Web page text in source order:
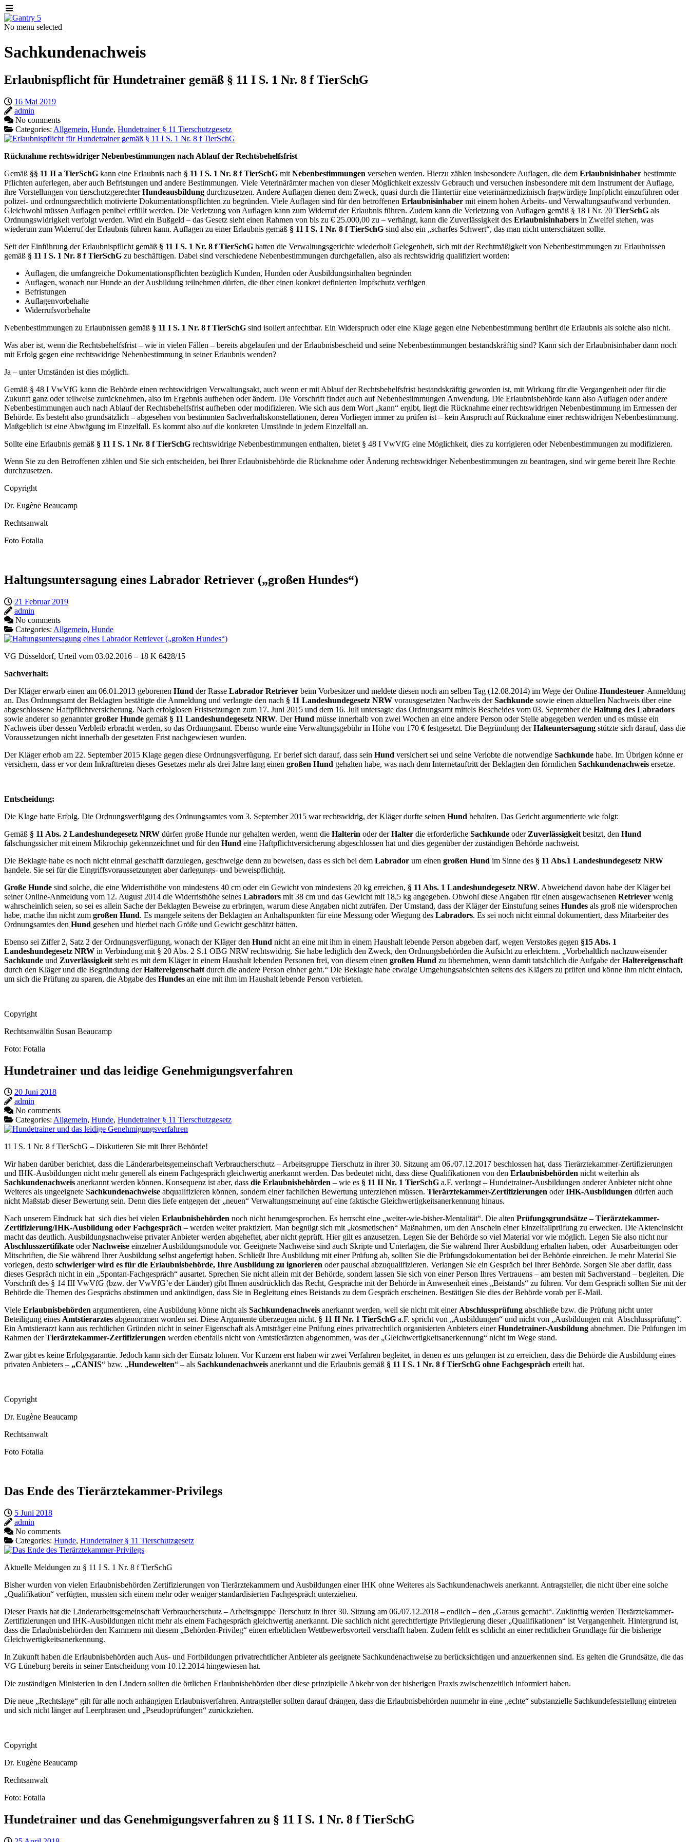
No menu selected
Sachkundenachweis
Erlaubnispflicht für Hundetrainer gemäß § 11 I S. 1 Nr. 8 f TierSchG
16 Mai 2019
admin
No comments
Categories: Allgemein, Hunde, Hundetrainer § 11 Tierschutzgesetz
Rücknahme rechtswidriger Nebenbestimmungen nach Ablauf der Rechtsbehelfsfrist
Gemäß §§ 11 II a TierSchG kann eine Erlaubnis nach § 11 I S. 1 Nr. 8 f TierSchG mit Nebenbestimmungen versehen werden. Hierzu zählen insbesondere Auflagen, die dem Erlaubnisinhaber bestimmte
Pflichten auferlegen, aber auch Befristungen und andere Bestimmungen. Viele Veterinärämter machen von dieser Möglichkeit exzessiv Gebrauch und versuchen insbesondere mit dem Instrument der Auflage,
ihre Vorstellungen von tierschutzgerechterHundeausbildung durchzusetzen. Andere Auflagen dienen dem Zweck, quasi durch die Hintertür eine veterinärmedizinisch fragwürdige Impfplicht einzuführen oder
polizei- und ordnungsrechtlich motivierte Dokumentationspflichten zu begründen. Viele Auflagen sind für den betroffenen Erlaubnisinhaber mit einem hohen Arbeits- und Verwaltungsaufwand verbunden.
Gleichwohl müssen Auflagen penibel erfüllt werden. Die Verletzung von Auflagen kann zum Widerruf der Erlaubnis führen. Zudem kann die Verletzung von Auflagen gemäß § 18 I Nr. 20 TierSchG als
Ordnungswidrigkeit verfolgt werden. Wird ein Bußgeld – das Gesetz sieht einen Rahmen von bis zu € 25.000,00 zu – verhängt, kann die Zuverlässigkeit des Erlaubnisinhabers in Zweifel stehen, was
wiederum zum Widerruf der Erlaubnis führen kann. Auflagen zu einer Erlaubnis gemäß § 11 I S. 1 Nr. 8 f TierSchG sind also ein „scharfes Schwert“, das man nicht unterschätzen sollte.
Seit der Einführung der Erlaubnispflicht gemäß § 11 I S. 1 Nr. 8 f TierSchG hatten die Verwaltungsgerichte wiederholt Gelegenheit, sich mit der Rechtmäßigkeit von Nebenbestimmungen zu Erlaubnissen
gemäß § 11 I S. 1 Nr. 8 f TierSchG zu beschäftigen. Dabei sind verschiedene Nebenbestimmungen durchgefallen, also als rechtswidrig qualifiziert worden:
Auflagen, die umfangreiche Dokumentationspflichten bezüglich Kunden, Hunden oder Ausbildungsinhalten begründen
Auflagen, wonach nur Hunde an der Ausbildung teilnehmen dürfen, die über einen konkret definierten Impfschutz verfügen
Befristungen
Auflagenvorbehalte
Widerrufsvorbehalte
Nebenbestimmungen zu Erlaubnissen gemäß § 11 I S. 1 Nr. 8 f TierSchG sind isoliert anfechtbar. Ein Widerspruch oder eine Klage gegen eine Nebenbestimmung berührt die Erlaubnis als solche also nicht.
Was aber ist, wenn die Rechtsbehelfsfrist – wie in vielen Fällen – bereits abgelaufen und der Erlaubnisbescheid und seine Nebenbestimmungen bestandskräftig sind? Kann sich der Erlaubnisinhaber dann noch
mit Erfolg gegen eine rechtswidrige Nebenbestimmung in seiner Erlaubnis wenden?
Ja – unter Umständen ist dies möglich.
Gemäß § 48 I VwVfG kann die Behörde einen rechtswidrigen Verwaltungsakt, auch wenn er mit Ablauf der Rechtsbehelfsfrist bestandskräftig geworden ist, mit Wirkung für die Vergangenheit oder für die
Zukunft ganz oder teilweise zurücknehmen, also im Ergebnis aufheben oder ändern. Die Vorschrift findet auch auf Nebenbestimmungen Anwendung. Die Erlaubnisbehörde kann also Auflagen oder andere
Nebenbestimmungen auch nach Ablauf der Rechtsbehelfsfrist aufheben oder modifizieren. Wie sich aus dem Wort „kann“ ergibt, liegt die Rücknahme einer rechtswidrigen Nebenbestimmung im Ermessen der
Behörde. Es besteht also grundsätzlich – abgesehen von bestimmten Sachverhaltskonstellationen, deren Vorliegen immer zu prüfen ist – kein Anspruch auf Rücknahme einer rechtswidrigen Nebenbestimmung.
Maßgeblich ist eine Abwägung im Einzelfall. Es kommt also auf die konkreten Umstände in jedem Einzelfall an.
Sollte eine Erlaubnis gemäß § 11 I S. 1 Nr. 8 f TierSchG rechtswidrige Nebenbestimmungen enthalten, bietet § 48 I VwVfG eine Möglichkeit, dies zu korrigieren oder Nebenbestimmungen zu modifizieren.
Wenn Sie zu den Betroffenen zählen und Sie sich entscheiden, bei Ihrer Erlaubnisbehörde die Rücknahme oder Änderung rechtswidriger Nebenbestimmungen zu beantragen, sind wir gerne bereit Ihre Rechte
durchzusetzen.
Copyright
Dr. Eugène Beaucamp
Rechtsanwalt
Foto Fotalia
Haltungsuntersagung eines Labrador Retriever („großen Hundes“)
21 Februar 2019
admin
No comments
Categories: Allgemein, Hunde
VG Düsseldorf, Urteil vom 03.02.2016 – 18 K 6428/15
Sachverhalt:
Der Kläger erwarb einen am 06.01.2013 geborenen Hund der Rasse Labrador Retriever beim Vorbesitzer und meldete diesen noch am selben Tag (12.08.2014) im Wege der Online-Hundesteuer-Anmeldung
an. Das Ordnungsamt der Beklagten bestätigte die Anmeldung und verlangte den nach § 11 Landeshundegesetz NRW vorausgesetzten Nachweis derSachkunde sowie einen aktuellen Nachweis über eine
abgeschlossene Haftpflichtversicherung. Nach erfolglosen Fristsetzungen zum 17. Juni 2015 und dem 16. Juli untersagte das Ordnungsamt mittels Bescheides vom 03. September die Haltung des Labradors
sowie anderer so genanntergroßer Hunde gemäß § 11 Landeshundegesetz NRW. DerHund müsse innerhalb von zwei Wochen an eine andere Person oder Stelle abgegeben werden und es müsse ein
Nachweis über dessen Verbleib erbracht werden, so das Ordnungsamt. Ebenso wurde eine Verwaltungsgebühr in Höhe von 170 € festgesetzt. Die Begründung derHalteuntersagung stützte sich darauf, dass die
Voraussetzungen nicht innerhalb der gesetzten Frist nachgewiesen wurden.
Der Kläger erhob am 22. September 2015 Klage gegen diese Ordnungsverfügung. Er berief sich darauf, dass sein Hund versichert sei und seine Verlobte die notwendige Sachkunde habe. Im Übrigen könne er
versichern, dass er vor dem Inkrafttreten dieses Gesetzes mehr als drei Jahre lang einen großen Hund gehalten habe, was nach dem Internetauftritt der Beklagten den förmlichen Sachkundenachweis ersetze.
Entscheidung:
Die Klage hatte Erfolg. Die Ordnungsverfügung des Ordnungsamtes vom 3. September 2015 war rechtswidrig, der Kläger durfte seinen Hund behalten. Das Gericht argumentierte wie folgt:
Gemäß § 11 Abs. 2 Landeshundegesetz NRW dürfen große Hunde nur gehalten werden, wenn die Halterin oder derHalter die erforderliche Sachkunde oder Zuverlässigkeit besitzt, den Hund
fälschungssicher mit einem Mikrochip gekennzeichnet und für den Hund eine Haftpflichtversicherung abgeschlossen hat und dies gegenüber der zuständigen Behörde nachweist.
Die Beklagte habe es noch nicht einmal geschafft darzulegen, geschweige denn zu beweisen, dass es sich bei dem Labrador um einen großen Hund im Sinne des § 11 Abs.1 Landeshundegesetz NRW
handele. Sie sei für die Eingriffsvoraussetzungen aber darlegungs- und beweispflichtig.
Große Hunde sind solche, die eine Widerristhöhe von mindestens 40 cm oder ein Gewicht von mindestens 20 kg erreichen, § 11 Abs. 1 Landeshundegesetz NRW. Abweichend davon habe der Kläger bei
seiner Online-Anmeldung vom 12. August 2014 die Widerristhöhe seines Labradors mit 38 cm und das Gewicht mit 18,5 kg angegeben. Obwohl diese Angaben für einen ausgewachsenen Retriever wenig
wahrscheinlich seien, so sei es allein Sache der Beklagten Beweise zu erbringen, warum diese Angaben nicht zuträfen. Der Umstand, dass der Kläger der Einstufung seines Hundes als groß nie widersprochen
habe, mache ihn nicht zum großen Hund. Es mangele seitens der Beklagten an Anhaltspunkten für eine Messung oder Wiegung des Labradors. Es sei noch nicht einmal dokumentiert, dass Mitarbeiter des
Ordnungsamtes den Hund gesehen und hierbei nach Größe und Gewicht geschätzt hätten.
Ebenso sei Ziffer 2, Satz 2 der Ordnungsverfügung, wonach der Kläger den Hund nicht an eine mit ihm in einem Haushalt lebende Person abgeben darf, wegen Verstoßes gegen §15 Abs. 1
Landeshundegesetz NRW in Verbindung mit § 20 Abs. 2 S.1 OBG NRW rechtswidrig. Sie habe lediglich den Zweck, den Ordnungsbehörden die Aufsicht zu erleichtern. „Vorbehaltlich nachzuweisender
Sachkunde und Zuverlässigkeit steht es mit dem Kläger in einem Haushalt lebenden Personen frei, von diesem einen großen Hund zu übernehmen, wenn damit tatsächlich die Aufgabe derHaltereigenschaft
durch den Kläger und die Begründung derHaltereigenschaft durch die andere Person einher geht.“ Die Beklagte habe etwaige Umgehungsabsichten seitens des Klägers zu prüfen und könne ihm nicht einfach,
um sich die Prüfung zu sparen, die Abgabe des Hundes an eine mit ihm im Haushalt lebende Person verbieten.
Copyright
Rechtsanwältin Susan Beaucamp
Foto: Fotalia
Hundetrainer und das leidige Genehmigungsverfahren
20 Juni 2018
admin
No comments
Categories: Allgemein, Hunde, Hundetrainer § 11 Tierschutzgesetz
11 I S. 1 Nr. 8 f TierSchG – Diskutieren Sie mit Ihrer Behörde!
Wir haben darüber berichtet, dass die Länderarbeitsgemeinschaft Verbraucherschutz – Arbeitsgruppe Tierschutz in ihrer 30. Sitzung am 06./07.12.2017 beschlossen hat, dass Tierärztekammer-Zertifizierungen
und IHK-Ausbildungen nicht mehr generell als einem Fachgespräch gleichwertig anerkannt werden. Das bedeutet nicht, dass diese Qualifikationen von den Erlaubnisbehörden nicht weiterhin als
Sachkundenachweis anerkannt werden können. Konsequenz ist aber, dass die Erlaubnisbehörden – wie es § 11 II Nr. 1 TierSchG a.F. verlangt – Hundetrainer-Ausbildungen anderer Anbieter nicht ohne
Weiteres als ungeeignete Sachkundenachweise abqualifizieren können, sondern einer fachlichen Bewertung unterziehen müssen. Tierärztekammer-Zertifizierungen oderIHK-Ausbildungen dürfen auch
nicht Maßstab dieser Bewertung sein. Denn dies liefe entgegen der „neuen“ Verwaltungsmeinung auf eine faktische Gleichwertigkeitsanerkennung hinaus.
Nach unserem Eindruck hat sich dies bei vielen Erlaubnisbehörden noch nicht herumgesprochen. Es herrscht eine „weiter-wie-bisher-Mentalität“. Die alten Prüfungsgrundsätze – Tierärztekammer-
Zertifizierung/IHK-Ausbildung oder Fachgespräch – werden weiter praktiziert. Man begnügt sich mit „kosmetischen“ Maßnahmen, um den Anschein einer Einzelfallprüfung zu erwecken. Die Akteneinsicht
macht das deutlich. Ausbildungsnachweise privater Anbieter werden abgeheftet, aber nicht geprüft. Hier gilt es anzusetzen. Legen Sie der Behörde so viel Material vor wie möglich. Legen Sie also nicht nur
Abschlusszertifikate oderNachweise einzelner Ausbildungsmodule vor. Geeignete Nachweise sind auch Skripte und Unterlagen, die Sie während Ihrer Ausbildung erhalten haben, oder Ausarbeitungen oder
Mitschriften, die Sie während Ihrer Ausbildung selbst angefertigt haben. Schließt Ihre Ausbildung mit einer Prüfung ab, sollten Sie die Prüfungsdokumentation bei der Behörde einreichen. Je mehr Material Sie
vorlegen, desto schwieriger wird es für die Erlaubnisbehörde, Ihre Ausbildung zu ignorieren oder pauschal abzuqualifizieren. Verlangen Sie ein Gespräch bei Ihrer Behörde. Sorgen Sie aber dafür, dass
dieses Gespräch nicht in ein „Spontan-Fachgespräch“ ausartet. Sprechen Sie nicht allein mit der Behörde, sondern lassen Sie sich von einer Person Ihres Vertrauens – am besten mit Sachverstand – begleiten. Die
Vorschrift des § 14 III VwVfG (bzw. der VwVfG’e der Länder) gibt Ihnen ausdrücklich das Recht, Gespräche mit der Behörde in Anwesenheit eines „Beistands“ zu führen. Vor dem Gespräch sollten Sie mit der
Behörde die Themen des Gesprächs abstimmen und ankündigen, dass Sie in Begleitung eines Beistands zu dem Gespräch erscheinen. Bestätigen Sie dies der Behörde vorab per E-Mail.
Viele Erlaubnisbehörden argumentieren, eine Ausbildung könne nicht als Sachkundenachweis anerkannt werden, weil sie nicht mit einerAbschlussprüfung abschließe bzw. die Prüfung nicht unter
Beteiligung eines Amtstierarztes abgenommen worden sei. Diese Argumente überzeugen nicht. § 11 II Nr. 1 TierSchG a.F. spricht von „Ausbildungen“ und nicht von „Ausbildungen mit Abschlussprüfung“.
Ein Amtstierarzt kann aus rechtlichen Gründen nicht in seiner Eigenschaft als Amtsträger eine Prüfung eines privatrechtlich organisierten Anbieters einerHundetrainer-Ausbildung abnehmen. Die Prüfungen im
Rahmen derTierärztekammer-Zertifizierungen werden ebenfalls nicht von Amtstierärzten abgenommen, was der „Gleichwertigkeitsanerkennung“ nicht im Wege stand.
Zwar gibt es keine Erfolgsgarantie. Jedoch kann sich der Einsatz lohnen. Vor Kurzem erst haben wir zwei Verfahren begleitet, in denen es uns gelungen ist zu erreichen, dass die Behörde die Ausbildung eines
privaten Anbieters – „CANIS“ bzw. „Hundewelten“ – als Sachkundenachweis anerkannt und die Erlaubnis gemäß § 11 I S. 1 Nr. 8 f TierSchG ohne Fachgespräch erteilt hat.
Copyright
Dr. Eugène Beaucamp
Rechtsanwalt
Foto Fotalia
Das Ende des Tierärztekammer-Privilegs
5 Juni 2018
admin
No comments
Categories: Hunde, Hundetrainer § 11 Tierschutzgesetz
Aktuelle Meldungen zu § 11 I S. 1 Nr. 8 f TierSchG
Bisher wurden von vielen Erlaubnisbehörden Zertifizierungen von Tierärztekammern und Ausbildungen einer IHK ohne Weiteres als Sachkundenachweis anerkannt. Antragsteller, die nicht über eine solche
„Qualifikation“ verfügten, mussten sich einem mehr oder weniger standardisierten Fachgespräch unterziehen.
Dieser Praxis hat die Länderarbeitsgemeinschaft Verbraucherschutz – Arbeitsgruppe Tierschutz in ihrer 30. Sitzung am 06./07.12.2018 – endlich – den „Garaus gemacht“. Zukünftig werden Tierärztekammer-
Zertifizierungen und IHK-Ausbildungen nicht mehr als einem Fachgespräch gleichwertig anerkannt. Die sachlich nicht gerechtfertigte Privilegierung dieser „Qualifikationen“ ist Vergangenheit. Hintergrund ist,
dass die Erlaubnisbehörden den Kammern mit diesem „Behörden-Privileg“ einen erheblichen Wettbewerbsvorteil verschafft haben. Zudem fehlt es schlicht an einer rechtlichen Grundlage für die bisherige
Gleichwertigkeitsanerkennung.
In Zukunft haben die Erlaubnisbehörden auch Aus- und Fortbildungen privatrechtlicher Anbieter als geeignete Sachkundenachweise zu berücksichtigen und anzuerkennen sind. Es gelten die Grundsätze, die das
VG Lüneburg bereits in seiner Entscheidung vom 10.12.2014 hingewiesen hat.
Die zuständigen Ministerien in den Ländern sollten die örtlichen Erlaubnisbehörden über diese prinzipielle Abkehr von der bisherigen Praxis zwischenzeitlich informiert haben.
Die neue „Rechtslage“ gilt für alle noch anhängigen Erlaubnisverfahren. Antragsteller sollten darauf drängen, dass die Erlaubnisbehörden nunmehr in eine „echte“ substanzielle Sachkundefeststellung eintreten
und sich nicht länger auf Leerphrasen und „Pseudoprüfungen“ zurückziehen.
Copyright
Dr. Eugène Beaucamp
Rechtsanwalt
Foto: Fotalia
Hundetrainer und das Genehmigungsverfahren zu § 11 I S. 1 Nr. 8 f TierSchG